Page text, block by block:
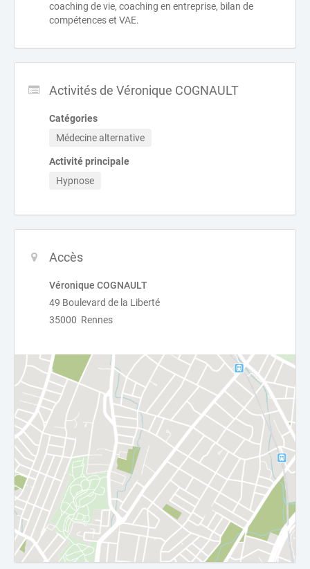
coaching de vie, coaching en entreprise, bilan de
compétences et VAE.
Activités de Véronique COGNAULT
Catégories
Médecine alternative
Activité principale
Hypnose
Accès
Véronique COGNAULT
49 Boulevard de la Liberté
35000 Rennes